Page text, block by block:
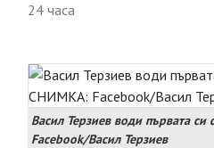
24 часа
Васил Терзиев води първата
Facebook/Васил Терзиев